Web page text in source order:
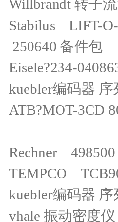
Willbrandt 转
Stabilus
250640 备
Eisele?234-
kuebler编码器
ATB?MOT-
Rechner
TEMPCO
kuebler编码器
vhale 振动密度